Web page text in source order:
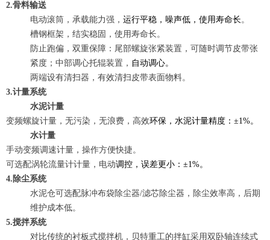
2.骨料输送
电动滚筒，承载能力强， 运行平稳，噪声低，使用寿命长。
槽钢框架，结实稳固，使用寿命长。
防止跑偏，双重保障：尾部螺旋张紧装置，可随时调节皮带张
紧度；中部调心托辊装置， 自动调心。
两端设有清扫器，有效清扫皮带表面物料。
3.计量系统
水泥计量
变频螺旋计量，无污染，无浪费，高效环保，水泥计量精度：±1%。
水计量
手动变频调速计量，操作方便快捷。
可选配涡轮流量计计量，电动调控，误差更小：±1%。
4.除尘系统
水泥仓可选配脉冲布袋除尘器/滤芯除尘器，除尘效率高，后期
维护成本低。
5.搅拌系统
对比传统的衬板式搅拌机，贝特重工的拌缸采用双卧轴连续式